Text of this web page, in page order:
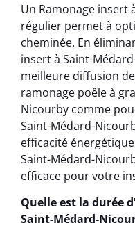
Un Ramonage insert
régulier permet à
cheminée. En
insert à Saint-
meilleure diffusion
ramonage poêle à
Nicourby comme
Saint-Médard-
efficacité
Saint-Médard-
efficace pour votre
Quelle est la durée
Saint-Médard-